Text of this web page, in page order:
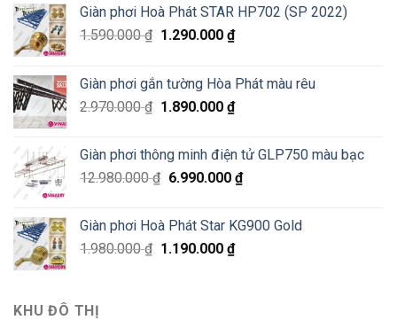
Giàn phơi Hoà Phát STAR HP702 (SP 2022)
1.590.000₫ 1.290.000 ₫
Giàn phơi gắn tường Hòa Phát màu rêu
2.970.000₫ 1.890.000 ₫
Giàn phơi thông minh điện tử GLP750 màu bạc
12.980.000₫ 6.990.000 ₫
Giàn phơi Hoà Phát Star KG900 Gold
1.980.000₫ 1.190.000 ₫
KHU ĐÔ THỊ